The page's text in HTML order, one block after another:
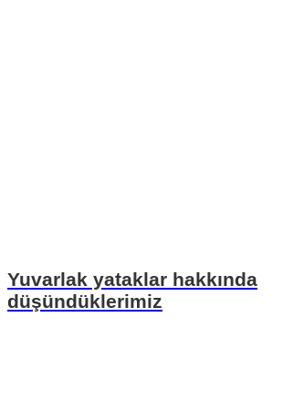
Yuvarlak yataklar hakkında
düşündüklerimiz